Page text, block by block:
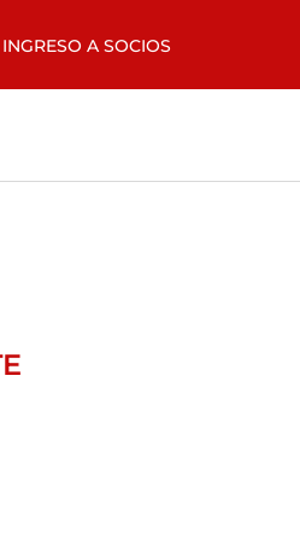
INGRESO A SOCIOS